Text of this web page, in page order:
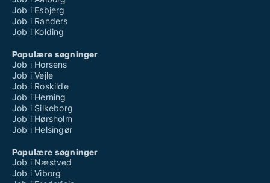
Job i Esbjerg
Job i Randers
Job i Kolding
Populære søgninger
Job i Horsens
Job i Vejle
Job i Roskilde
Job i Herning
Job i Silkeborg
Job i Hørsholm
Job i Helsingør
Populære søgninger
Job i Næstved
Job i Viborg